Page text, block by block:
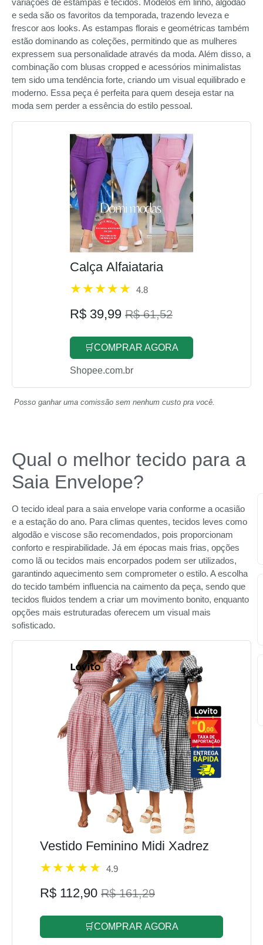
variações de estampas e tecidos. Modelos em linho, algodão
e seda são os favoritos da temporada, trazendo leveza e
frescor aos looks. As estampas florais e geométricas também
estão dominando as coleções, permitindo que as mulheres
expressem sua personalidade através da moda. Além disso, a
combinação com blusas cropped e acessórios minimalistas
tem sido uma tendência forte, criando um visual equilibrado e
moderno. Essa peça é perfeita para quem deseja estar na
moda sem perder a essência do estilo pessoal.
Calça Alfaiataria
4.8
R$ 39,99 R$ 61,52
🛒COMPRAR AGORA
Shopee.com.br
Posso ganhar uma comissão sem nenhum custo pra você.
Qual o melhor tecido para a
Saia Envelope?
O tecido ideal para a saia envelope varia conforme a ocasião
e a estação do ano. Para climas quentes, tecidos leves como
algodão e viscose são recomendados, pois proporcionam
conforto e respirabilidade. Já em épocas mais frias, opções
como lã ou tecidos mais encorpados podem ser utilizados,
garantindo aquecimento sem comprometer o estilo. A escolha
do tecido também influencia na caimento da peça, sendo que
tecidos fluidos tendem a criar um movimento bonito, enquanto
opções mais estruturadas oferecem um visual mais
sofisticado.
Vestido Feminino Midi Xadrez
4.9
R$ 112,90 R$ 161,29
🛒COMPRAR AGORA